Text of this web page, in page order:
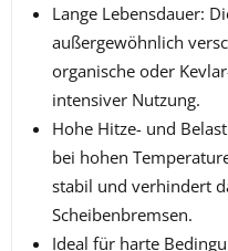
Lange Lebensdauer:
außergewöhnlich
organische oder
intensiver Nutzung.
Hohe Hitze- und
bei hohen
stabil und verhindert
Scheibenbremsen.
Ideal für harte